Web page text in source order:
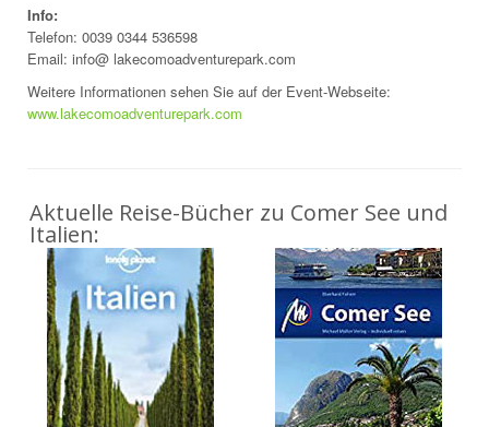
Info:
Telefon: 0039 0344 536598
Email: info@ lakecomoadventurepark.com
Weitere Informationen sehen Sie auf der Event-Webseite:
www.lakecomoadventurepark.com
Aktuelle Reise-Bücher zu Comer See und
Italien: